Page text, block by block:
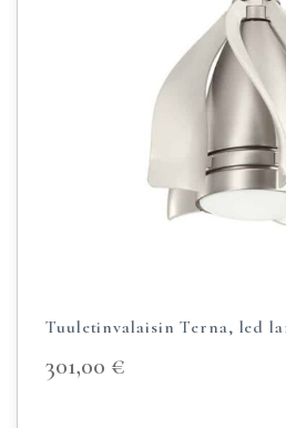
Tuuletinvalaisin Terna, led
301,00 €